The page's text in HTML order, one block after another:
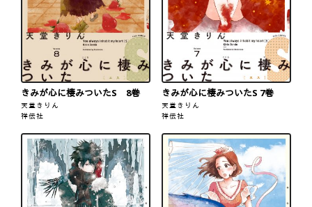
きみが心に棲みついたS 8巻
天堂きりん
祥伝社
きみが心に棲みついたS 7巻
天堂きりん
祥伝社